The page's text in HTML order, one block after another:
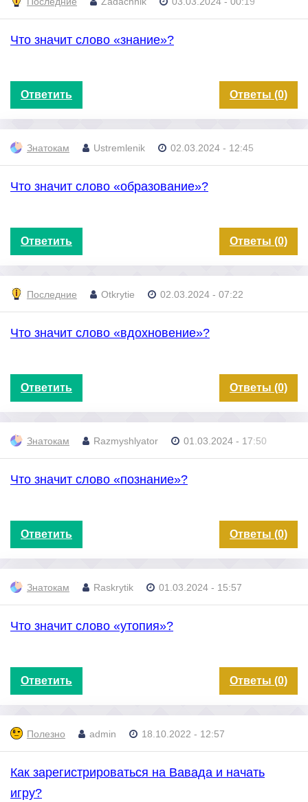
Что значит слово «знание»?
Ответить Ответы (0)
Знатокам Ustremlenik 02.03.2024 - 12:45
Что значит слово «образование»?
Ответить Ответы (0)
Последние Otkrytie 02.03.2024 - 07:22
Что значит слово «вдохновение»?
Ответить Ответы (0)
Знатокам Razmyshlyator 01.03.2024 - 17:50
Что значит слово «познание»?
Ответить Ответы (0)
Знатокам Raskrytik 01.03.2024 - 15:57
Что значит слово «утопия»?
Ответить Ответы (0)
Полезно admin 18.10.2022 - 12:57
Как зарегистрироваться на Вавада и начать
игру?